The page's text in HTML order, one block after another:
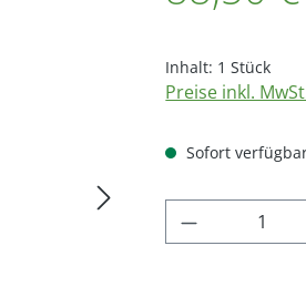
Inhalt: 1 Stück
Preise inkl.
Sofort
Produkt